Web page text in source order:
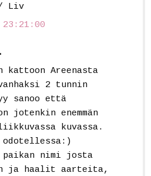
Liv
23:21:00
kattoon Areenasta
2 tunnin
sanoo että
jotenkin enemmän
kuvassa.
nimi josta
ja haalit aarteita,